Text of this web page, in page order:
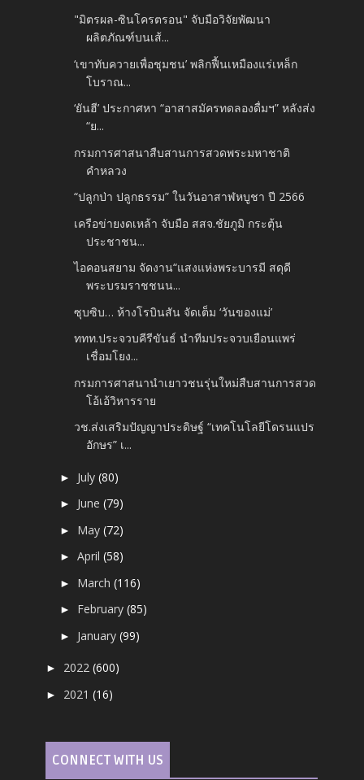
"มิตรผล-ซินโครตรอน" จับมือวิจัยพัฒนา
ผลิตภัณฑ์บนเส้...
‘เขาทับควายเพื่อชุมชน’ พลิกฟื้นเหมืองแร่เหล็ก
โบราณ...
‘ยันฮี’​ ประกาศหา “อาสาสมัครทดลองดื่มฯ” หลังส่ง
“ย...
กรมการศาสนาสืบสานการสวดพระมหาชาติ
คำหลวง
“ปลูกป่า ปลูกธรรม” ในวันอาสาฬหบูชา ปี 2566
เครือข่ายงดเหล้า จับมือ สสจ.ชัยภูมิ กระตุ้น
ประชาชน...
ไอคอนสยาม จัดงาน“แสงแห่งพระบารมี สดุดี
พระบรมราชชนน...
ซุบซิบ… ห้างโรบินสัน จัดเต็ม ‘วันของแม่’
ททท.ประจวบคีรีขันธ์ นำทีมประจวบเยือนแพร่
เชื่อมโยง...
กรมการศาสนานำเยาวชนรุ่นใหม่สืบสานการสวด
โอ้เอ้วิหารราย
วช.ส่งเสริมปัญญาประดิษฐ์ “เทคโนโลยีโดรนแปร
อักษร” เ...
► July(80)
► June(79)
► May(72)
►April(58)
► March(116)
► February(85)
► January(99)
► 2022(600)
► 2021(16)
CONNECT WITH US